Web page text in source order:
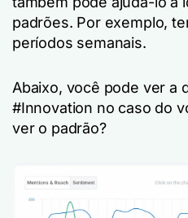
padrões. Por exemplo,
períodos semanais.
Abaixo, você pode ver a
#Innovation no caso do
ver o padrão?